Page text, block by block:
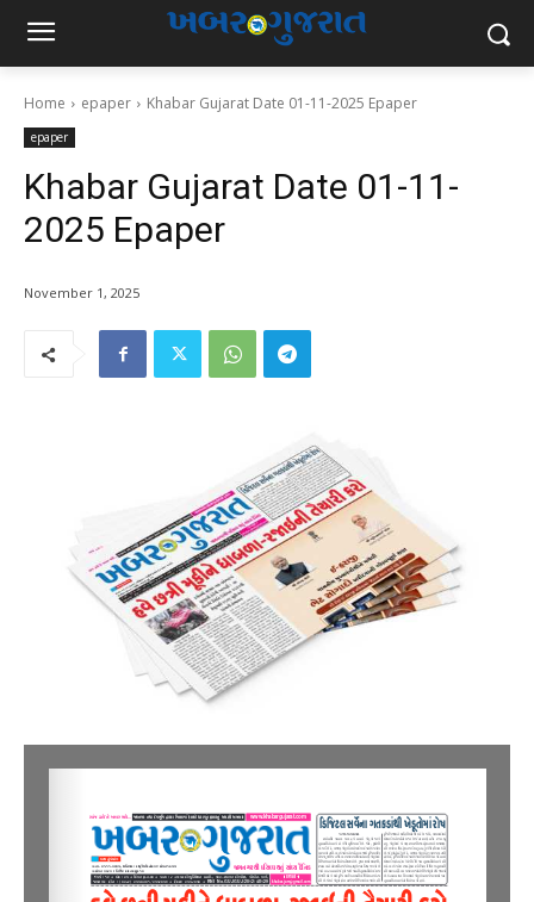
Home epaper Khabar Gujarat Date 01-11-2025 Epaper
epaper
Khabar Gujarat Date 01-11-
2025 Epaper
November 1, 2025